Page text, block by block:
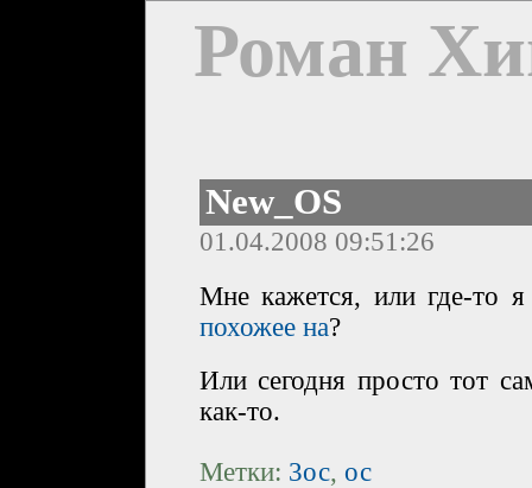
Роман
New_OS
01.04.2008 09:51:26
Мне кажется, или где-то
похожее на?
Или сегодня просто тот
как-то.
Метки: 3ос, ос